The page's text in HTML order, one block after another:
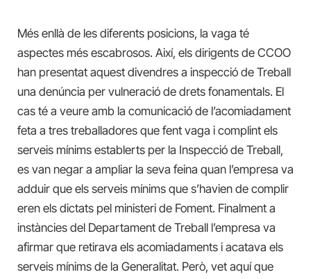
Més enllà de les diferents posicions, la vaga té
aspectes més escabrosos. Així, els dirigents de CCOO
han presentat aquest divendres a inspecció de Treball
una denúncia per vulneració de drets fonamentals. El
cas té a veure amb la comunicació de l’acomiadament
feta a tres treballadores que fent vaga i complint els
serveis mínims establerts per la Inspecció de Treball,
es van negar a ampliar la seva feina quan l’empresa va
adduir que els serveis mínims que s’havien de complir
eren els dictats pel ministeri de Foment. Finalment a
instàncies del Departament de Treball l’empresa va
afirmar que retirava els acomiadaments i acatava els
serveis mínims de la Generalitat. Però, vet aquí que